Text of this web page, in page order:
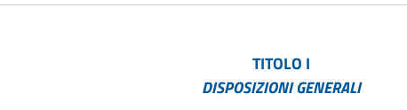
L.R. 21 ottobre 2015, n.17
TITOLO I
DISPOSIZIONI GENERALI